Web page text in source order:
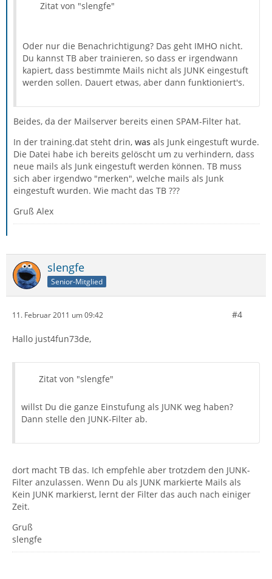
Zitat von "slengfe"
Oder nur die Benachrichtigung? Das geht IMHO nicht.
Du kannst TB aber trainieren, so dass er irgendwann
kapiert, dass bestimmte Mails nicht als JUNK eingestuft
werden sollen. Dauert etwas, aber dann funktioniert's.
Beides, da der Mailserver bereits einen SPAM-Filter hat.
In der training.dat steht drin, was als Junk eingestuft wurde.
Die Datei habe ich bereits gelöscht um zu verhindern, dass
neue mails als Junk eingestuft werden können. TB muss
sich aber irgendwo "merken", welche mails als Junk
eingestuft wurden. Wie macht das TB ???
Gruß Alex
slengfe
Senior-Mitglied
11. Februar 2011 um 09:42 #4
Hallo just4fun73de,
Zitat von "slengfe"
willst Du die ganze Einstufung als JUNK weg haben?
Dann stelle den JUNK-Filter ab.
dort macht TB das. Ich empfehle aber trotzdem den JUNK-
Filter anzulassen. Wenn Du als JUNK markierte Mails als
Kein JUNK markierst, lernt der Filter das auch nach einiger
Zeit.
Gruß
slengfe